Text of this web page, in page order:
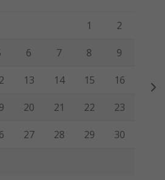
Viernes Sábado
1 2
6 7 8 9
13 14 15 16
20 21 22 23
27 28 29 30